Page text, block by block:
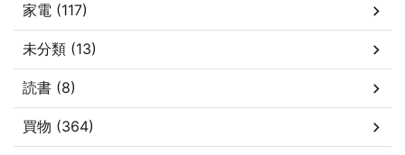
家電 (117)
未分類 (13)
読書 (8)
買物 (364)